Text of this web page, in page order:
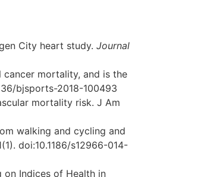
City heart study. Journal
cancer mortality, and is the
bjsports-2018-100493
mortality risk. J Am
walking and cycling and
doi:10.1186/s12966-014-
on Indices of Health in